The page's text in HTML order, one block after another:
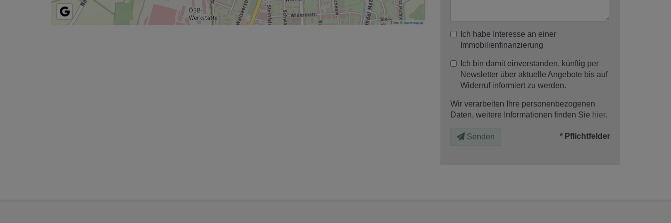
Tiles ©basemap.at
Ich habe Interesse an einer
Immobilienfinanzierung
Ich bin damit einverstanden, künftig per
Newsletter über aktuelle Angebote bis auf
Widerruf informiert zu werden.
Wir verarbeiten Ihre personenbezogenen
Daten, weitere Informationen finden Sie hier.
Senden * Pflichtfelder